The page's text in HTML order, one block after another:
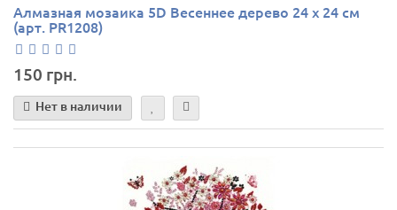
Алмазная мозаика 5D Весеннее дерево 24 х 24 см
(арт. PR1208)
150 грн.
Нет в наличии